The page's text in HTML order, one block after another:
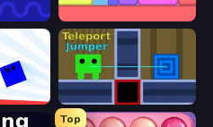
Teleport Jumper
Top